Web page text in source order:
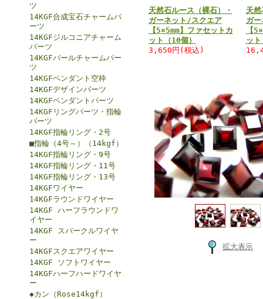
ツ
14KGF合成宝石チャームパ
ーツ
14KGFジルコニアチャーム
パーツ
14KGFパールチャームパー
ツ
14KGFペンダント空枠
14KGFデザインパーツ
14KGFペンダントパーツ
14KGFリングパーツ・指輪
パーツ
14KGF指輪リング・2号
■指輪（4号～）（14kgf）
14KGF指輪リング・9号
14KGF指輪リング・11号
14KGF指輪リング・13号
14KGFワイヤー
14KGFラウンドワイヤー
14KGF ハーフラウンドワ
イヤー
14KGF スパークルワイヤ
ー
14KGFスクエアワイヤー
14KGF ソフトワイヤー
14KGFハーフハードワイヤ
ー
◆カン（Rose14kgf）
天然石ルース（裸石）・
ガーネット/スクエア
【5×5mm】ファセットカ
ット（10個）
3,650円(税込)
天
ガ
【
ッ
拡大表示